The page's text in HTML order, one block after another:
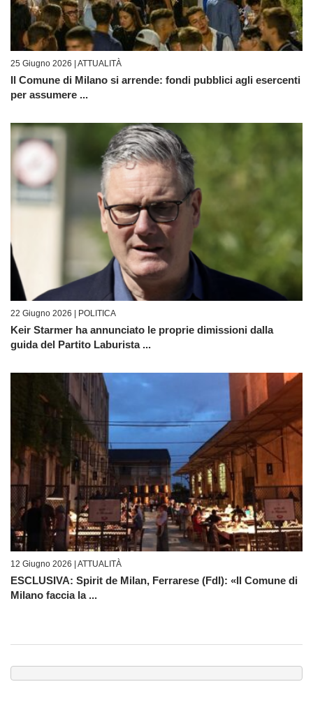
25 Giugno 2026 | ATTUALITÀ
Il Comune di Milano si arrende: fondi pubblici agli esercenti
per assumere ...
22 Giugno 2026 | POLITICA
Keir Starmer ha annunciato le proprie dimissioni dalla
guida del Partito Laburista ...
12 Giugno 2026 | ATTUALITÀ
ESCLUSIVA: Spirit de Milan, Ferrarese (FdI): «Il Comune di
Milano faccia la ...